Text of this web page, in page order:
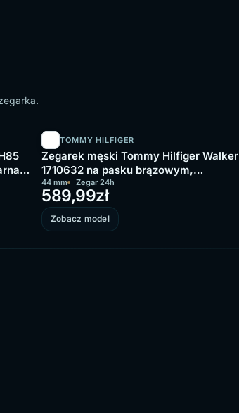
TOMMY HILFIGER
Zegarek męski Tommy Hilfiger Walker
1710632 na pasku brązowym,
granatowa tarcza
44 mm Zegar 24h
589,99zł
Zobacz model